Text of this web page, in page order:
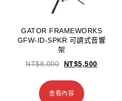
GATOR FRAMEWORKS
GFW-ID-SPKR 可調式音響
架
NT$8,000 NT$5,500
查看內容